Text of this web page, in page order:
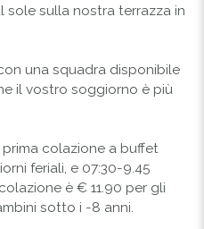
sole sulla nostra terrazza in
una squadra disponibile
il vostro soggiorno è più
colazione a buffet
feriali, e 07:30-9.45
è € 11.90 per gli
sotto i -8 anni.